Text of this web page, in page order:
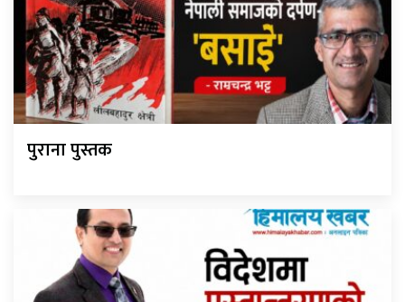
पुराना पुस्तक